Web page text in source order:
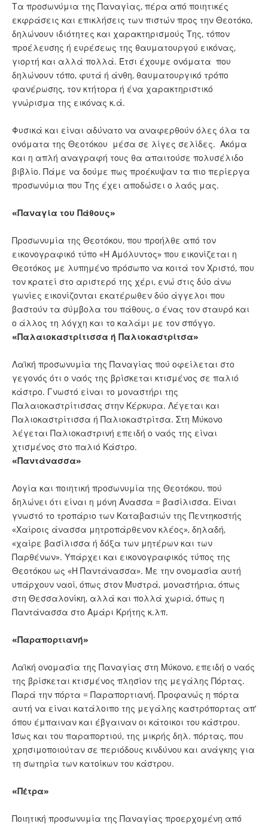
Τα προσωνύμια της Παναγίας, πέρα από ποιητικές
εκφράσεις και επικλήσεις των πιστών προς την Θεοτόκο,
δηλώνουν ιδιότητες και χαρακτηρισμούς Της, τόπον
προέλευσης ή ευρέσεως της θαυματουργού εικόνας,
γιορτή και αλλά πολλά. Έτσι έχουμε ονόματα που
δηλώνουν τόπο, φυτά ή άνθη, θαυματουργικό τρόπο
φανέρωσης, τον κτήτορα ή ένα χαρακτηριστικό
γνώρισμα της εικόνας κ.ά.
Φυσικά και είναι αδύνατο να αναφερθούν όλες όλα τα
ονόματα της Θεοτόκου μέσα σε λίγες σελίδες. Ακόμα
και η απλή αναγραφή τους θα απαιτούσε πολυσέλιδο
βιβλίο. Πάμε να δούμε πως προέκυψαν τα πιο περίεργα
προσωνύμια που Της έχει αποδώσει ο λαός μας.
«Παναγία του Πάθους»
Προσωνυμία της Θεοτόκου, που προήλθε από τον
εικονογραφικό τύπο «Η Αμόλυντος» που εικονίζεται η
Θεοτόκος με λυπημένο πρόσωπο να κοιτά τον Χριστό, που
τον κρατεί στο αριστερό της χέρι, ενώ στις δύο άνω
γωνίες εικονίζονται εκατέρωθεν δύο άγγελοι που
βαστούν τα σύμβολα του πάθους, ο ένας τον σταυρό και
ο άλλος τη λόγχη και το καλάμι με τον σπόγγο.
«Παλαιοκαστρίτισσα ή Παλιοκαστρίτσα»
Λαϊκή προσωνυμία της Παναγίας πού οφείλεται στο
γεγονός ότι ο ναός της βρίσκεται κτισμένος σε παλιό
κάστρο. Γνωστό είναι το μοναστήρι της
Παλαιοκαστρίτισσας στην Κέρκυρα. Λέγεται και
Παλιοκαστρίτισσα ή Παλιοκαστρίτσα. Στη Μύκονο
λέγεται Παλιοκαστρινή επειδή ο ναός της είναι
χτισμένος στο παλιό Κάστρο.
«Παντάνασσα»
Λογία και ποιητική προσωνυμία της Θεοτόκου, πού
δηλώνει ότι είναι η μόνη Άνασσα = βασίλισσα. Είναι
γνωστό το τροπάριο των Καταβασιών της Πεντηκοστής
«Χαίροις άνασσα μητροπάρθενον κλέος», δηλαδή,
«χαίρε βασίλισσα ή δόξα των μητέρων και των
Παρθένων». Υπάρχει και εικονογραφικός τύπος της
Θεοτόκου ως «Η Παντάνασσα». Με την ονομασία αυτή
υπάρχουν ναοί, όπως στον Μυστρά, μοναστήρια, όπως
στη Θεσσαλονίκη, αλλά και πολλά χωριά, όπως η
Παντάνασσα στο Αμάρι Κρήτης κ.λπ.
«Παραπορτιανή»
Λαϊκή ονομασία της Παναγίας στη Μύκονο, επειδή ο ναός
της βρίσκεται κτισμένος πλησίον της μεγάλης Πόρτας.
Παρά την πόρτα = Παραπορτιανή. Προφανώς η πόρτα
αυτή να είναι κατάλοιπο της μεγάλης καστρόπορτας απ’
όπου έμπαιναν και έβγαιναν οι κάτοικοι του κάστρου.
Ίσως και του παραπορτιού, της μικρής δηλ. πόρτας, που
χρησιμοποιούταν σε περιόδους κινδύνου και ανάγκης για
τη σωτηρία των κατοίκων του κάστρου.
«Πέτρα»
Ποιητική προσωνυμία της Παναγίας προερχομένη από